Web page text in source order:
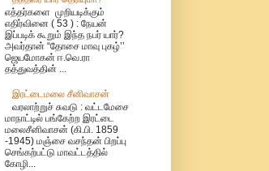
எத்தர்களை முறியடிக்கும்
எதிர்வினை ( 53 ) : நேயன்
இப்படிக் கூறும் இந்த நபர் யார்?
அவர்தான் “தோசை மாவு புகழ்’’
ஜெயமோகன் ஈ.வெ.ரா
தத்துவத்தின் ...
இரட்டைமலை சீனிவாசன்
வரலாற்றுச் சுவடு : வட்டமேசை
மாநாட்டில் பங்கேற்ற இரட்டை
மலைசீனிவாசன் (கி.பி. 1859
-1945) மஞ்சை வசந்தன் பிறப்பு
செங்கற்பட்டு மாவட்டத்தில்
கோழி...